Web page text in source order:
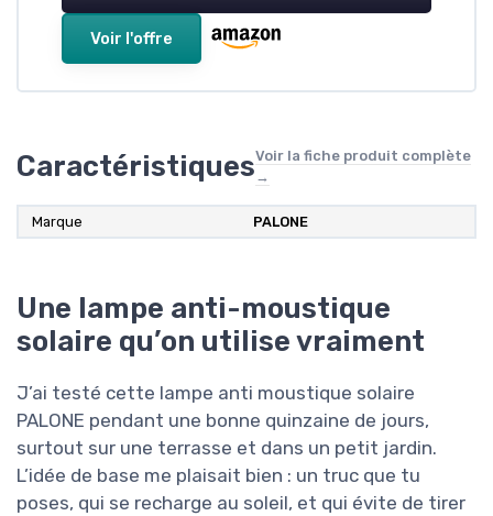
Voir l'offre
CaractéristiquesVoir la fiche produit complète
→
Marque PALONE
Une lampe anti-moustique
solaire qu’on utilise vraiment
J’ai testé cette lampe anti moustique solaire
PALONE pendant une bonne quinzaine de jours,
surtout sur une terrasse et dans un petit jardin.
L’idée de base me plaisait bien : un truc que tu
poses, qui se recharge au soleil, et qui évite de tirer